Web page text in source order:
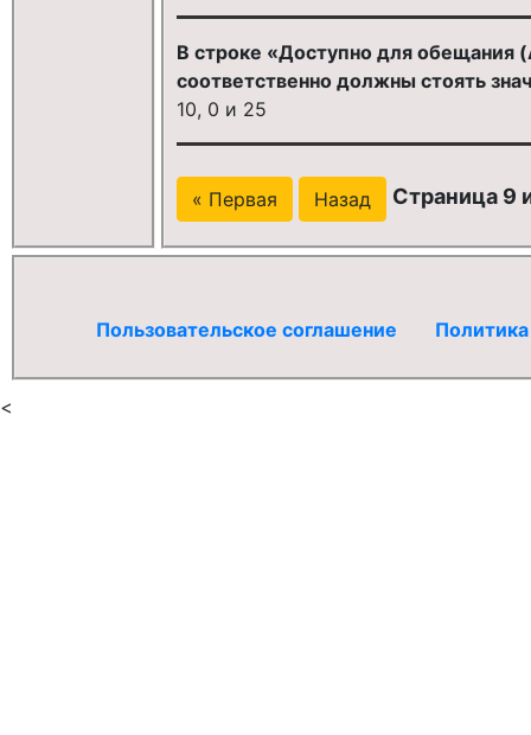
В строке «Доступно для обещания
соответственно должны стоять
10, 0 и 25
« Первая Назад Страница 9
Пользовательское соглашение
<